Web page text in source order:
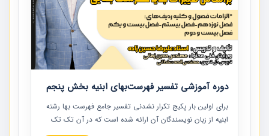
دوره آموزشی تفسیر فهرست‌بهای ابنیه بخش پنجم
برای اولین بار پکیج تکرار نشدنی تفسیر جامع فهرست بها رشته
ابنیه از زبان نویسندگان آن ارائه شده است که در آن تک تک
ردیف ها و مطالب فهرست بها تفسیر و ارائه شده است. این